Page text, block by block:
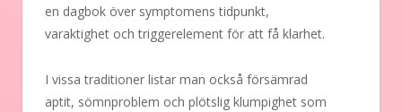
en dagbok över symptomens tidpunkt,
varaktighet och triggerelement för att få klarhet.
I vissa traditioner listar man också försämrad
aptit, sömnproblem och plötslig klumpighet som